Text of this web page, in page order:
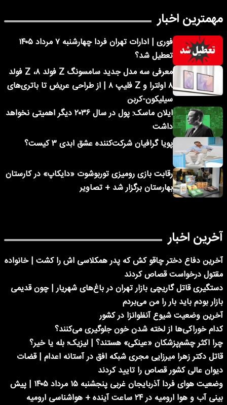
مهمترین اخبار
فوری | ادارات تهران فردا چهارشنبه ۷ مرداد ۱۴۰۵
تعطیل شد؟
معرفی سه مدل جدید سامسونگ Z فولد ۸، Z فولد
۸ اولترا و Z فلیپ ۸ | از طراحی عریض تا باتری‌های
سیلیکون-کربن
ایلان ماسک: پول در سال ۲۰۳۶ دیگر اهمیتی نخواهد
داشت
پویا گرافیان شرکت‌کننده عشق ابدی ۳ کیست؟
رقابت بازی رومیزی توربوشوت «دایکاپ» در کارستان
بهارستان برگزار شد + تصاویر
آخرین اخبار
آخرین دفاع دختر چاقو کش که پدر همکلاسی اش را کشت | خانواده
مقتول درخواست قصاص کردند
دستگیری قاتل گاریچی بازار تهران در باغ‌های شهریار | چون قدیمی
بازار بودم باید بار را من می‌بردم
آخرین وضعیت شیوع آنفلوانزا در کشور
کدام خوراکی‌ها از لخته شدن خون جلوگیری می‌کنند؟
چرا اکثر چشم‌پزشکان «عینکی» هستند؟ | لیزیک؛ بله یا خیر؟
قاتل دکتر زهرا میرزایی مجری شبکه افق در آستانه اعدام | قضات
دیوان عالی کشور قصاص را تایید کردند
وضعیت هوای فردا آذربایجان غربی پنجشنبه ۱۵ مرداد ۱۴۰۵ | پیش
بینی آب و هوا ارومیه در ۲۴ ساعت آینده + هواشناسی ارومیه